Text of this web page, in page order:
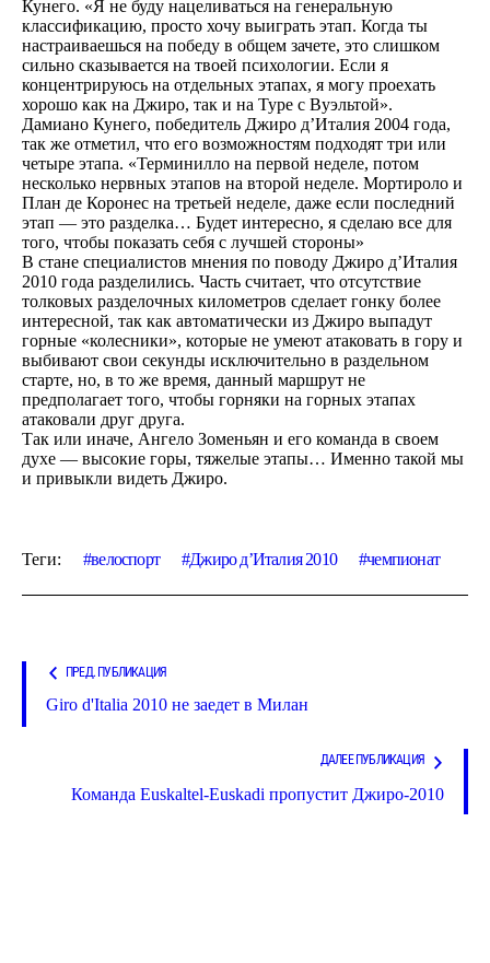
Кунего. «Я не буду нацеливаться на генеральную
классификацию, просто хочу выиграть этап. Когда ты
настраиваешься на победу в общем зачете, это слишком
сильно сказывается на твоей психологии. Если я
концентрируюсь на отдельных этапах, я могу проехать
хорошо как на Джиро, так и на Туре с Вуэльтой».
Дамиано Кунего, победитель Джиро д’Италия 2004 года,
так же отметил, что его возможностям подходят три или
четыре этапа. «Терминилло на первой неделе, потом
несколько нервных этапов на второй неделе. Мортироло и
План де Коронес на третьей неделе, даже если последний
этап — это разделка… Будет интересно, я сделаю все для
того, чтобы показать себя с лучшей стороны»
В стане специалистов мнения по поводу Джиро д’Италия
2010 года разделились. Часть считает, что отсутствие
толковых разделочных километров сделает гонку более
интересной, так как автоматически из Джиро выпадут
горные «колесники», которые не умеют атаковать в гору и
выбивают свои секунды исключительно в раздельном
старте, но, в то же время, данный маршрут не
предполагает того, чтобы горняки на горных этапах
атаковали друг друга.
Так или иначе, Ангело Зоменьян и его команда в своем
духе — высокие горы, тяжелые этапы… Именно такой мы
и привыкли видеть Джиро.
Теги: велоспорт Джиро д’Италия 2010 чемпионат
ПРЕД. ПУБЛИКАЦИЯ
Giro d'Italia 2010 не заедет в Милан
ДАЛЕЕ ПУБЛИКАЦИЯ
Команда Euskaltel-Euskadi пропустит Джиро-2010